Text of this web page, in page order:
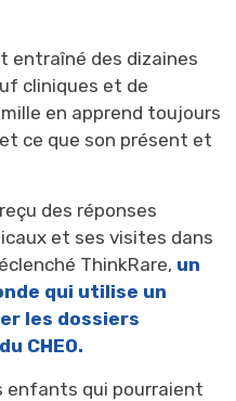
entraîné des dizaines
cliniques et de
en apprend toujours
ce que son présent et
des réponses
et ses visites dans
ThinkRare, un
qui utilise un
les dossiers
CHEO.
enfants qui pourraient